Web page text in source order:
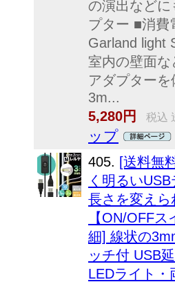
の演出など
プター ■消費
Garland light
室内の壁面
アダプター
3m...
5,280円
税込
ップ
405. [送料無
く明るい
長さを変え
【ON/OFF
細] 線状の
ッチ付 USB
LEDライト・